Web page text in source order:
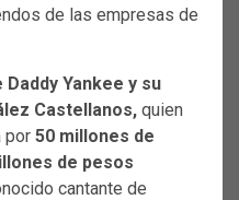
de las empresas de
Yankee y su
Castellanos, quien
por 50 millones de
de pesos
cantante de